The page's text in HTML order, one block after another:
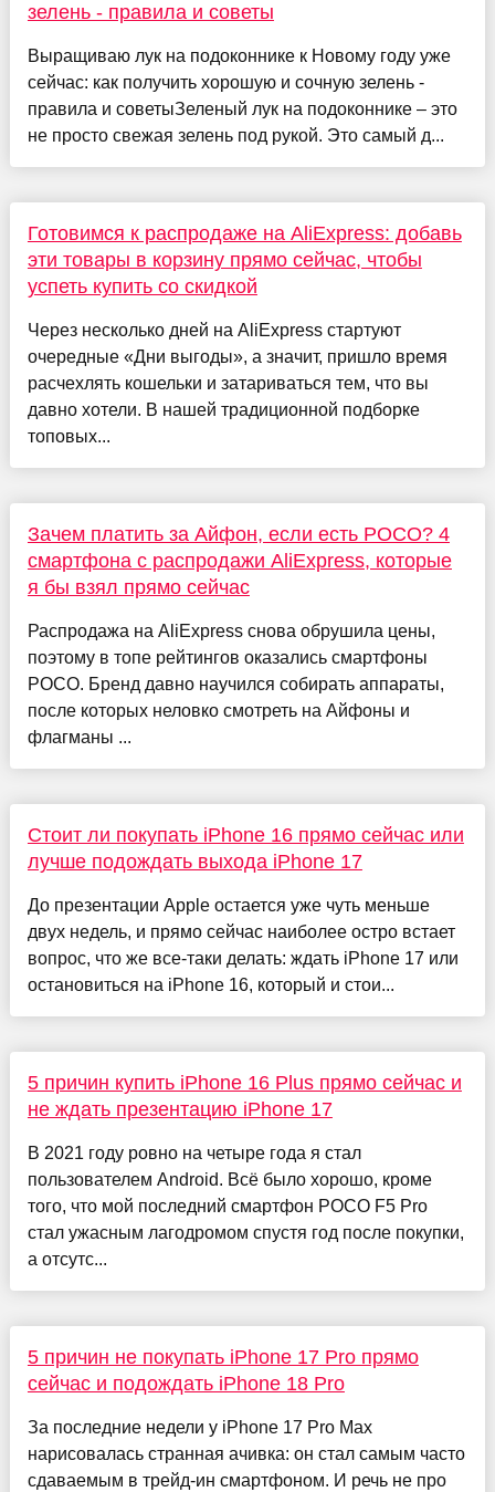
зелень - правила и советы
Выращиваю лук на подоконнике к Новому году уже
сейчас: как получить хорошую и сочную зелень -
правила и советыЗеленый лук на подоконнике – это
не просто свежая зелень под рукой. Это самый д...
Готовимся к распродаже на AliExpress: добавь
эти товары в корзину прямо сейчас, чтобы
успеть купить со скидкой
Через несколько дней на AliExpress стартуют
очередные «Дни выгоды», а значит, пришло время
расчехлять кошельки и затариваться тем, что вы
давно хотели. В нашей традиционной подборке
топовых...
Зачем платить за Айфон, если есть POCO? 4
смартфона с распродажи AliExpress, которые
я бы взял прямо сейчас
Распродажа на AliExpress снова обрушила цены,
поэтому в топе рейтингов оказались смартфоны
POCO. Бренд давно научился собирать аппараты,
после которых неловко смотреть на Айфоны и
флагманы ...
Стоит ли покупать iPhone 16 прямо сейчас или
лучше подождать выхода iPhone 17
До презентации Apple остается уже чуть меньше
двух недель, и прямо сейчас наиболее остро встает
вопрос, что же все-таки делать: ждать iPhone 17 или
остановиться на iPhone 16, который и стои...
5 причин купить iPhone 16 Plus прямо сейчас и
не ждать презентацию iPhone 17
В 2021 году ровно на четыре года я стал
пользователем Android. Всё было хорошо, кроме
того, что мой последний смартфон POCO F5 Pro
стал ужасным лагодромом спустя год после покупки,
а отсутс...
5 причин не покупать iPhone 17 Pro прямо
сейчас и подождать iPhone 18 Pro
За последние недели у iPhone 17 Pro Max
нарисовалась странная ачивка: он стал самым часто
сдаваемым в трейд-ин смартфоном. И речь не про